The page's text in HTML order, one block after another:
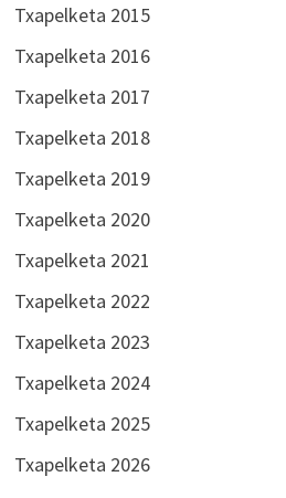
Txapelketa 2015
Txapelketa 2016
Txapelketa 2017
Txapelketa 2018
Txapelketa 2019
Txapelketa 2020
Txapelketa 2021
Txapelketa 2022
Txapelketa 2023
Txapelketa 2024
Txapelketa 2025
Txapelketa 2026